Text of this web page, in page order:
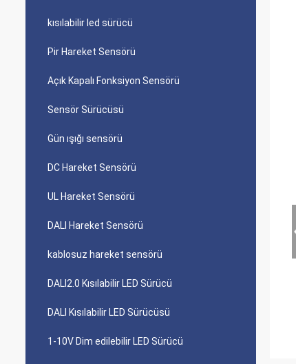
kısılabilir led sürücü
Pir Hareket Sensörü
Açık Kapalı Fonksiyon Sensörü
Sensör Sürücüsü
Gün ışığı sensörü
DC Hareket Sensörü
UL Hareket Sensörü
DALI Hareket Sensörü
kablosuz hareket sensörü
DALI2.0 Kısılabilir LED Sürücü
DALI Kısılabilir LED Sürücüsü
1-10V Dim edilebilir LED Sürücü